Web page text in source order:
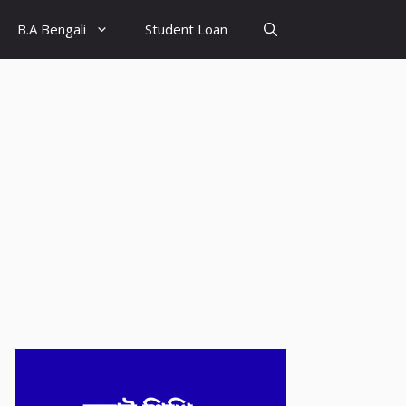
B.A Bengali Student Loan